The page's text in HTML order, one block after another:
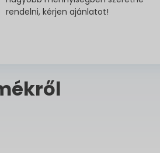
rendelni, kérjen ajánlatot!